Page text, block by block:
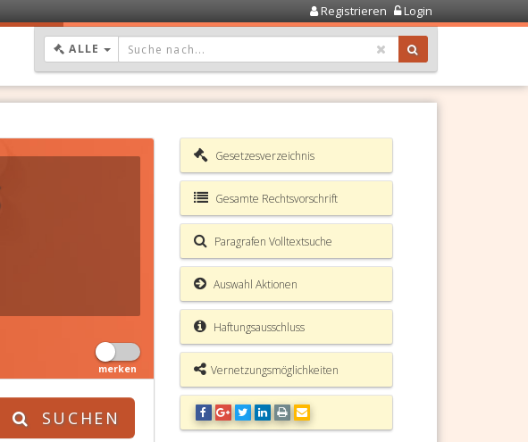
Registrieren Login
ALLE DROPDOWN: GEWÄHLTER WERT IST ALLE
merken
SUCHEN
Gesetzesverzeichnis
Gesamte Rechtsvorschrift
Paragrafen Volltextsuche
Auswahl Aktionen
Haftungsausschluss
Vernetzungsmöglichkeiten